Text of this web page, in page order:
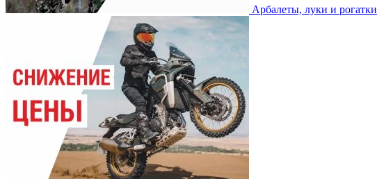
Арбалеты, луки и рогатки